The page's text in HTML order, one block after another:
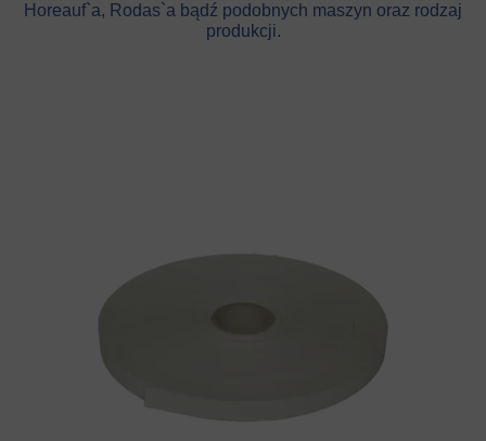
Horeauf`a, Rodas`a bądź podobnych maszyn oraz rodzaj
produkcji.